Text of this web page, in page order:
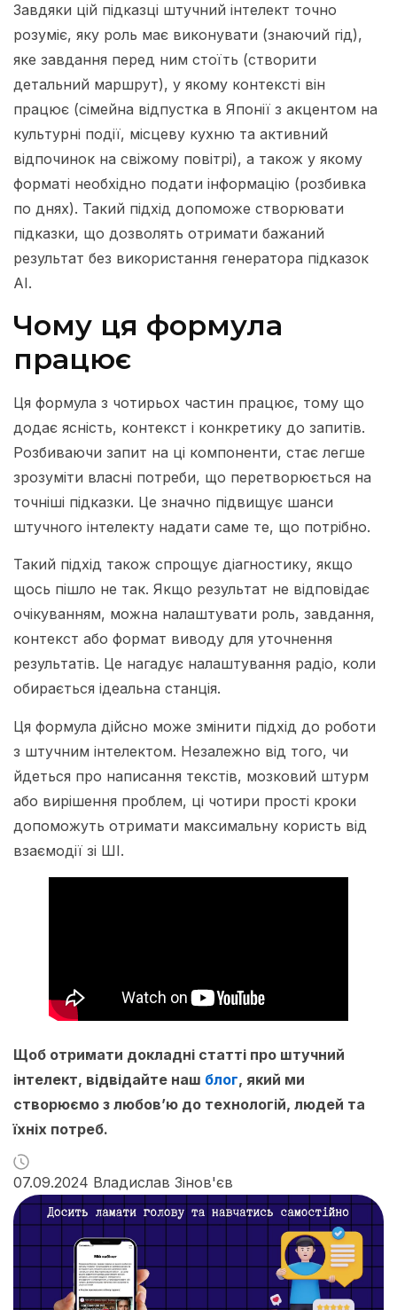
Завдяки цій підказці штучний інтелект точно
розуміє, яку роль має виконувати (знаючий гід),
яке завдання перед ним стоїть (створити
детальний маршрут), у якому контексті він
працює (сімейна відпустка в Японії з акцентом на
культурні події, місцеву кухню та активний
відпочинок на свіжому повітрі), а також у якому
форматі необхідно подати інформацію (розбивка
по днях). Такий підхід допоможе створювати
підказки, що дозволять отримати бажаний
результат без використання генератора підказок
AI.
Чому ця формула
працює
Ця формула з чотирьох частин працює, тому що
додає ясність, контекст і конкретику до запитів.
Розбиваючи запит на ці компоненти, стає легше
зрозуміти власні потреби, що перетворюється на
точніші підказки. Це значно підвищує шанси
штучного інтелекту надати саме те, що потрібно.
Такий підхід також спрощує діагностику, якщо
щось пішло не так. Якщо результат не відповідає
очікуванням, можна налаштувати роль, завдання,
контекст або формат виводу для уточнення
результатів. Це нагадує налаштування радіо, коли
обирається ідеальна станція.
Ця формула дійсно може змінити підхід до роботи
з штучним інтелектом. Незалежно від того, чи
йдеться про написання текстів, мозковий штурм
або вирішення проблем, ці чотири прості кроки
допоможуть отримати максимальну користь від
взаємодії зі ШІ.
Щоб отримати докладні статті про штучний
інтелект, відвідайте наш блог, який ми
створюємо з любов’ю до технологій, людей та
їхніх потреб.
07.09.2024 Владислав Зінов'єв